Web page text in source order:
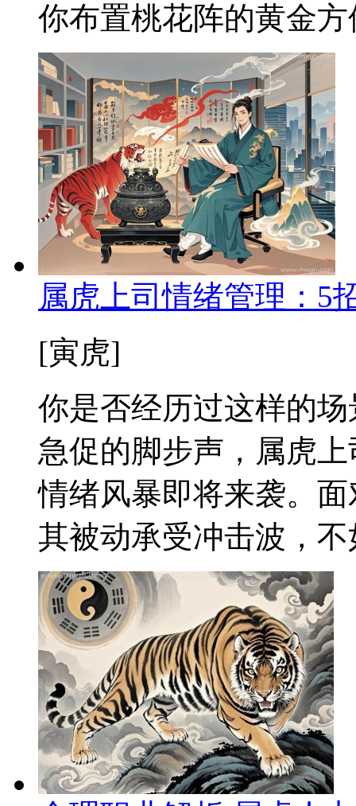
你布置桃花阵的黄金
属虎上司情绪管理：5
[寅虎]
你是否经历过这样的
急促的脚步声，属虎
情绪风暴即将来袭。
其被动承受冲击波，